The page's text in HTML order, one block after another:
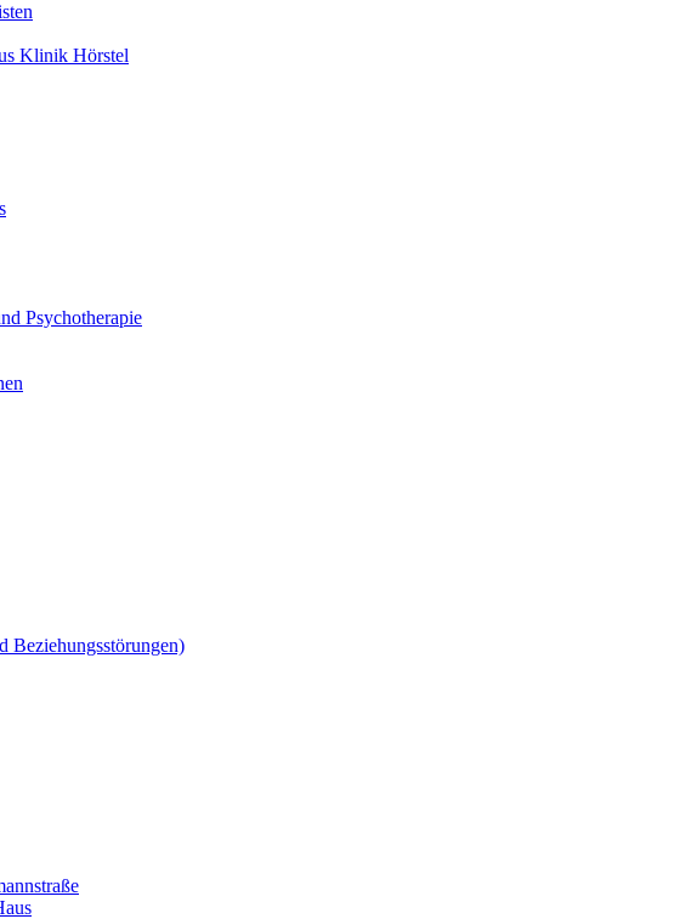
Klinik Hörstel
Psychotherapie
Beziehungsstörungen)